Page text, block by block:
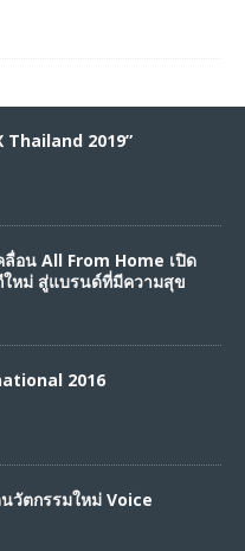
Thailand 2019”
ลื่อน All From Home เปิด
หม่ สู่แบรนด์ที่มีความสุข
2016
วัตกรรมใหม่ Voice